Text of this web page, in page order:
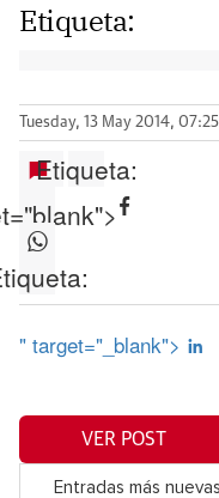
Etiqueta:
Tuesday, 13 May 2014, 07:25
Etiqueta:
" target="_blank">
VER POST
Entradas más nuevas